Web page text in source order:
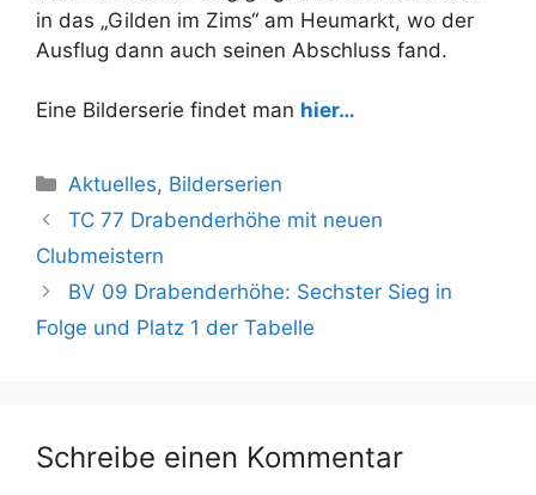
in das „Gilden im Zims“ am Heumarkt, wo der
Ausflug dann auch seinen Abschluss fand.
Eine Bilderserie findet man hier…
Kategorien
Aktuelles, Bilderserien
TC 77 Drabenderhöhe mit neuen
Clubmeistern
BV 09 Drabenderhöhe: Sechster Sieg in
Folge und Platz 1 der Tabelle
Schreibe einen Kommentar